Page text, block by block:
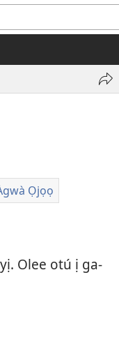
Ọjọọ
Olee otú ị ga-